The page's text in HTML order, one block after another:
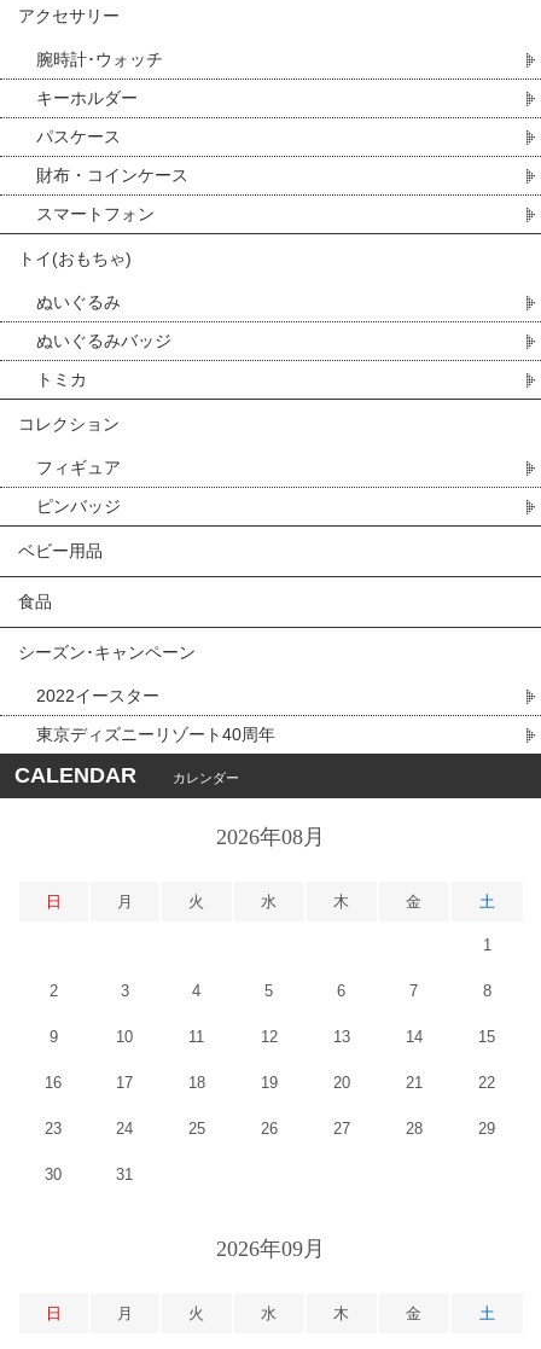
アクセサリー
腕時計･ウォッチ
キーホルダー
パスケース
財布・コインケース
スマートフォン
トイ(おもちゃ)
ぬいぐるみ
ぬいぐるみバッジ
トミカ
コレクション
フィギュア
ピンバッジ
ベビー用品
食品
シーズン･キャンペーン
2022イースター
東京ディズニーリゾート40周年
CALENDAR カレンダー
2026年08月
日 月 火 水 木 金 土
1
2 3 4 5 6 7 8
9 10 11 12 13 14 15
16 17 18 19 20 21 22
23 24 25 26 27 28 29
30 31
2026年09月
日 月 火 水 木 金 土